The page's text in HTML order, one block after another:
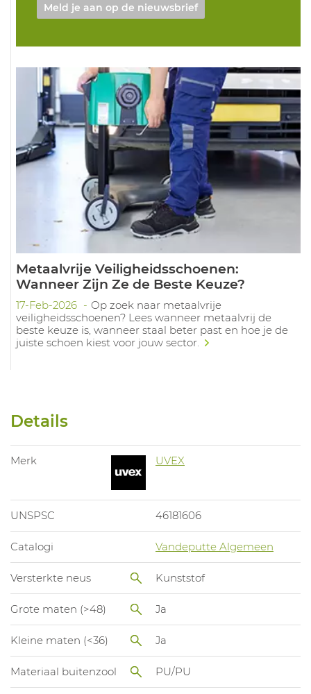
Meld je aan op de nieuwsbrief
Metaalvrije Veiligheidsschoenen:
Wanneer Zijn Ze de Beste Keuze?
17-Feb-2026
Op zoek naar metaalvrije
veiligheidsschoenen? Lees wanneer metaalvrij de
beste keuze is, wanneer staal beter past en hoe je de
juiste schoen kiest voor jouw sector.
Details
Merk UVEX
UNSPSC 46181606
Catalogi Vandeputte Algemeen
Versterkte neus Kunststof
Grote maten (>48) Ja
Kleine maten (<36) Ja
Materiaal buitenzool PU/PU